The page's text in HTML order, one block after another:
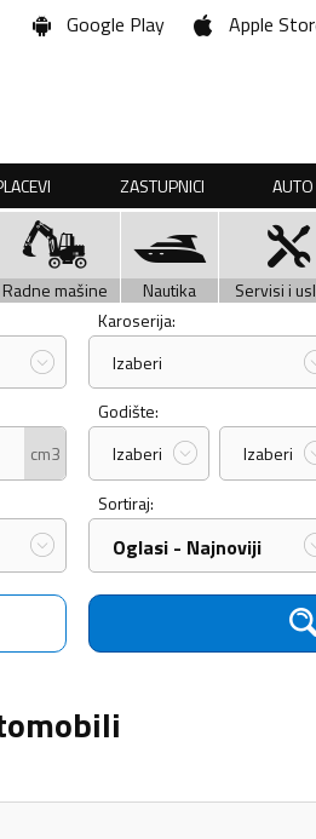
Google Play Apple
ZASTUPNICI
Radne mašine Nautika Servisi i
Karoserija:
Izaberi
cm3
Godište:
Izaberi
Izaberi
Sortiraj:
Oglasi - Najnoviji